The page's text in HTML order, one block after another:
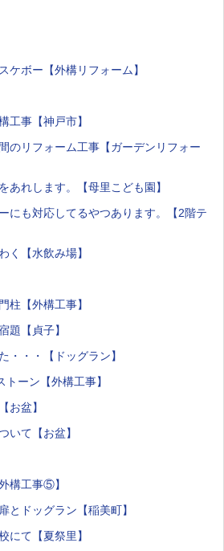
ケボー【外構リフォーム】
工事【神戸市】
のリフォーム工事【ガーデンリフォー
あれします。【母里こども園】
にも対応してるやつあります。【2階テ
く【水飲み場】
柱【外構工事】
題【貞子】
・・・【ドッグラン】
ーン【外構工事】
お盆】
いて【お盆】
構工事⑤】
とドッグラン【稲美町】
にて【夏祭里】